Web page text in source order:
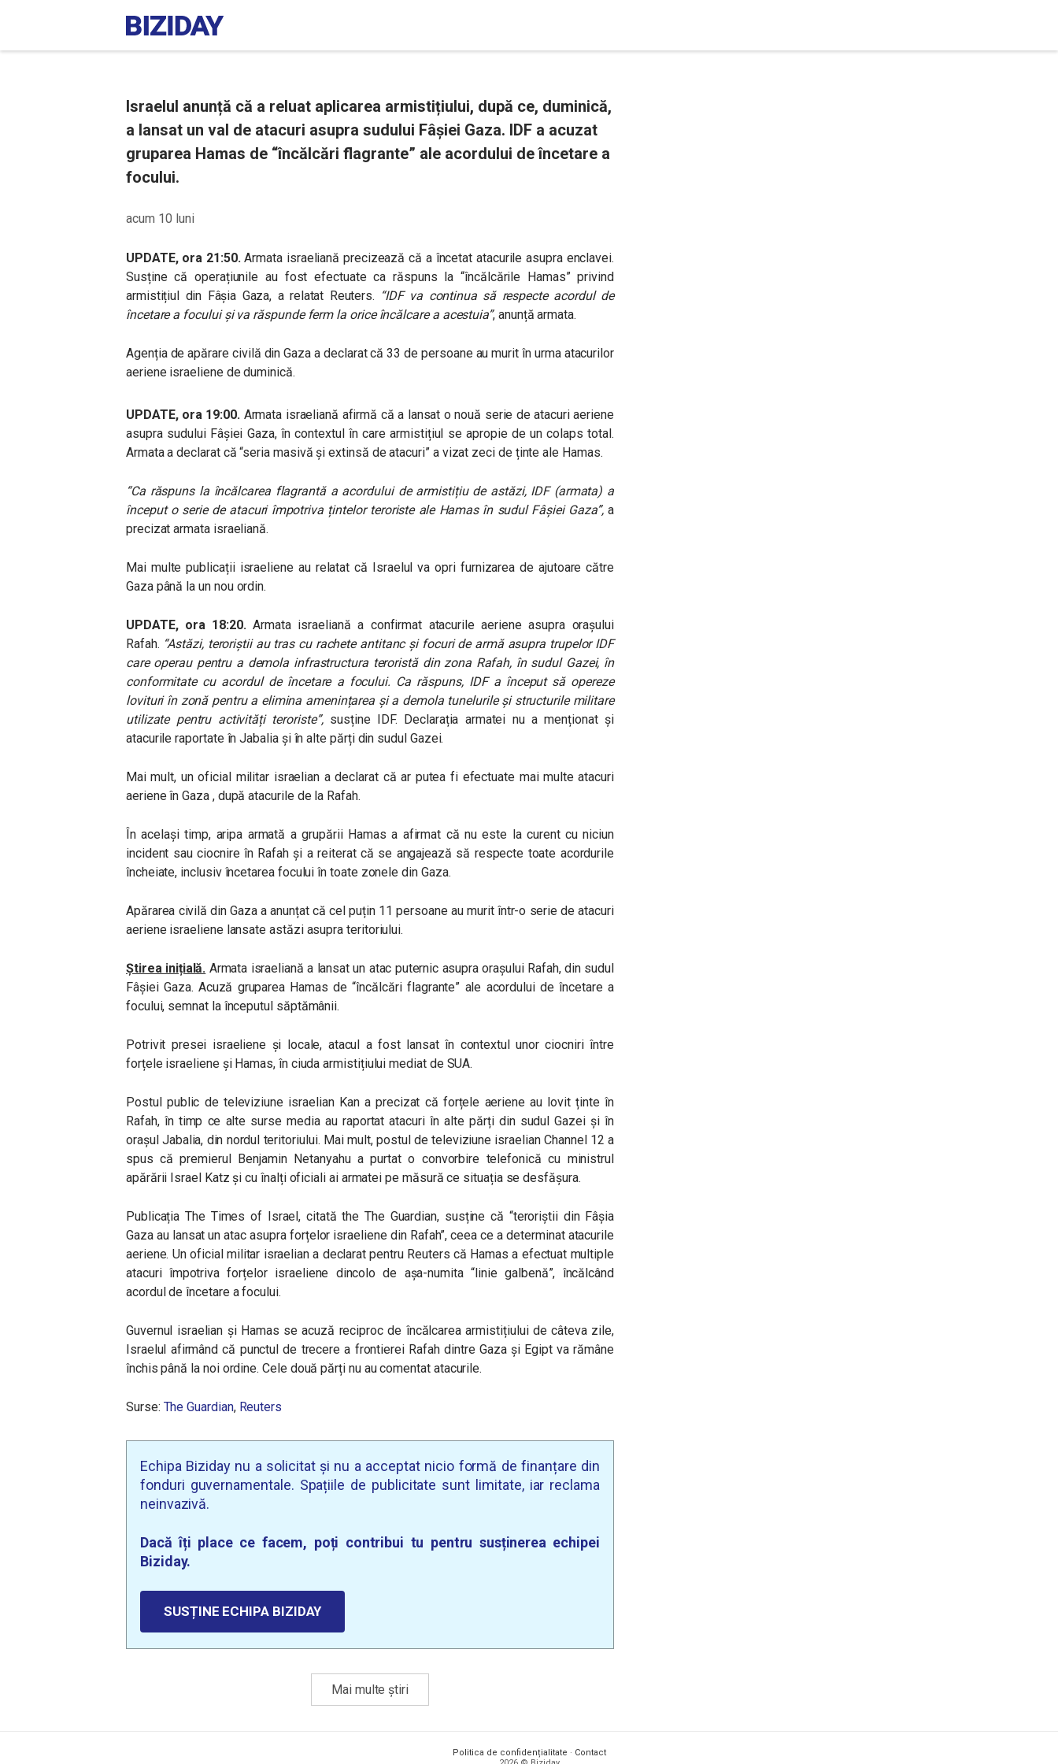
Israelul anunță că a reluat aplicarea armistițiului, după ce, duminică,
a lansat un val de atacuri asupra sudului Fâșiei Gaza. IDF a acuzat
gruparea Hamas de “încălcări flagrante” ale acordului de încetare a
focului.
acum 10 luni
UPDATE, ora 21:50.Armata israeliană precizează că a încetat atacurile asupra enclavei.
Susține că operațiunile au fost efectuate ca răspuns la “încălcările Hamas” privind
armistițiul din Fâșia Gaza, a relatat Reuters. “IDF va continua să respecte acordul de
încetare a focului și va răspunde ferm la orice încălcare a acestuia”, anunță armata.
Agenția de apărare civilă din Gaza a declarat că 33 de persoane au murit în urma atacurilor
aeriene israeliene de duminică.
UPDATE, ora 19:00. Armata israeliană afirmă că a lansat o nouă serie de atacuri aeriene
asupra sudului Fâșiei Gaza, în contextul în care armistițiul se apropie de un colaps total.
Armata a declarat că “seria masivă și extinsă de atacuri” a vizat zeci de ținte ale Hamas.
“Ca răspuns la încălcarea flagrantă a acordului de armistițiu de astăzi, IDF (armata) a
început o serie de atacuri împotriva țintelor teroriste ale Hamas în sudul Fâșiei Gaza”,a
precizat armata israeliană.
Mai multe publicații israeliene au relatat că Israelul va opri furnizarea de ajutoare către
Gaza până la un nou ordin.
UPDATE, ora 18:20.Armata israeliană a confirmat atacurile aeriene asupra orașului
Rafah. “Astăzi, teroriștii au tras cu rachete antitanc și focuri de armă asupra trupelor IDF
care operau pentru a demola infrastructura teroristă din zona Rafah, în sudul Gazei, în
conformitate cu acordul de încetare a focului. Ca răspuns, IDF a început să opereze
lovituri în zonă pentru a elimina amenințarea și a demola tunelurile și structurile militare
utilizate pentru activități teroriste”,susține IDF. Declarația armatei nu a menționat și
atacurile raportate în Jabalia și în alte părți din sudul Gazei.
Mai mult, un oficial militar israelian a declarat că ar putea fi efectuate mai multe atacuri
aeriene în Gaza , după atacurile de la Rafah.
În același timp, aripa armată a grupării Hamas a afirmat că nu este la curent cu niciun
incident sau ciocnire în Rafah și a reiterat că se angajează să respecte toate acordurile
încheiate, inclusiv încetarea focului în toate zonele din Gaza.
Apărarea civilă din Gaza a anunțat că cel puțin 11 persoane au murit într-o serie de atacuri
aeriene israeliene lansate astăzi asupra teritoriului.
Știrea inițială. Armata israeliană a lansat un atac puternic asupra orașului Rafah, din sudul
Fâșiei Gaza. Acuză gruparea Hamas de “încălcări flagrante” ale acordului de încetare a
focului, semnat la începutul săptămânii.
Potrivit presei israeliene și locale, atacul a fost lansat în contextul unor ciocniri între
forțele israeliene și Hamas, în ciuda armistițiului mediat de SUA.
Postul public de televiziune israelian Kan a precizat că forțele aeriene au lovit ținte în
Rafah, în timp ce alte surse media au raportat atacuri în alte părți din sudul Gazei și în
orașul Jabalia, din nordul teritoriului. Mai mult, postul de televiziune israelian Channel 12 a
spus că premierul Benjamin Netanyahu a purtat o convorbire telefonică cu ministrul
apărării Israel Katz și cu înalți oficiali ai armatei pe măsură ce situația se desfășura.
Publicația The Times of Israel, citată the The Guardian, susține că “teroriștii din Fâșia
Gaza au lansat un atac asupra forțelor israeliene din Rafah”, ceea ce a determinat atacurile
aeriene. Un oficial militar israelian a declarat pentru Reuters că Hamas a efectuat multiple
atacuri împotriva forțelor israeliene dincolo de așa-numita “linie galbenă”, încălcând
acordul de încetare a focului.
Guvernul israelian și Hamas se acuză reciproc de încălcarea armistițiului de câteva zile,
Israelul afirmând că punctul de trecere a frontierei Rafah dintre Gaza și Egipt va rămâne
închis până la noi ordine. Cele două părți nu au comentat atacurile.
Surse: The Guardian, Reuters
Echipa Biziday nu a solicitat și nu a acceptat nicio formă de finanțare din
fonduri guvernamentale. Spațiile de publicitate sunt limitate, iar reclama
neinvazivă.
Dacă îți place ce facem, poți contribui tu pentru susținerea echipei
Biziday.
SUSȚINE ECHIPA BIZIDAY
Mai multe știri
Politica de confidențialitate · Contact